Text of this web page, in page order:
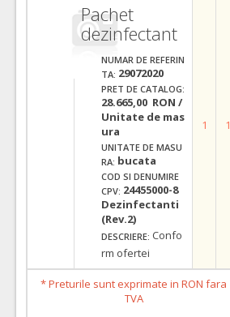
Pachet
dezinfectant
NUMAR DE REFERIN
TA: 29072020
PRET DE CATALOG:
28.665,00 RON /
Unitate de mas
ura
UNITATE DE MASU
RA: bucata
COD SI DENUMIRE
CPV: 24455000-8
Dezinfectanti
(Rev.2)
DESCRIERE: Confo
rm ofertei
1 1
* Preturile sunt exprimate in RON fara
TVA